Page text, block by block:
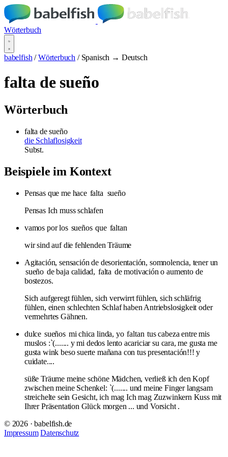
Wörterbuch
babelfish / Wörterbuch / Spanisch → Deutsch
falta de sueño
Wörterbuch
falta de sueño
die Schlaflosigkeit
Subst.
Beispiele im Kontext
Pensas que me hace falta sueño
Pensas Ich muss schlafen
vamos por los sueños que faltan
wir sind auf die fehlenden Träume
Agitación, sensación de desorientación, somnolencia, tener un
sueño de baja calidad, falta de motivación o aumento de
bostezos.
Sich aufgeregt fühlen, sich verwirrt fühlen, sich schläfrig
fühlen, einen schlechten Schlaf haben Antriebslosigkeit oder
vermehrtes Gähnen.
dulce sueños mi chica linda, yo faltan tus cabeza entre mis
muslos :`(....... y mi dedos lento acariciar su cara, me gusta me
gusta wink beso suerte mañana con tus presentación!!! y
cuidate....
süße Träume meine schöne Mädchen, verließ ich den Kopf
zwischen meine Schenkel: `(....... und meine Finger langsam
streichelte sein Gesicht, ich mag Ich mag Zuzwinkern Kuss mit
Ihrer Präsentation Glück morgen ... und Vorsicht .
© 2026 · babelfish.de
Impressum Datenschutz